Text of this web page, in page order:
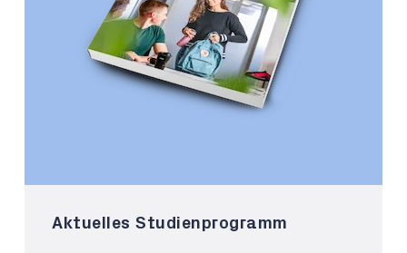
Aktuelles Studienprogramm